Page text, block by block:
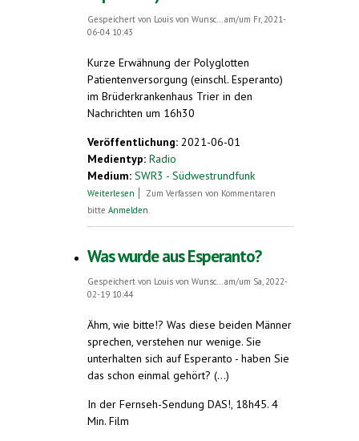
Gespeichert von Louis von Wunsc...am/um Fr, 2021-
06-04 10:43
Kurze Erwähnung der Polyglotten
Patientenversorgung (einschl. Esperanto)
im Brüderkrankenhaus Trier in den
Nachrichten um 16h30
Veröffentlichung: 2021-06-01
Medientyp: Radio
Medium: SWR3 - Südwestrundfunk
Weiterlesen über Polyglotte Patientenversorgung (auch
Zum Verfassen von Kommentaren
bitte Anmelden.
Was wurde aus Esperanto?
Gespeichert von Louis von Wunsc...am/um Sa, 2022-
02-19 10:44
Ähm, wie bitte!? Was diese beiden Männer
sprechen, verstehen nur wenige. Sie
unterhalten sich auf Esperanto - haben Sie
das schon einmal gehört? (...)
In der Fernseh-Sendung DAS!, 18h45. 4
Min. Film